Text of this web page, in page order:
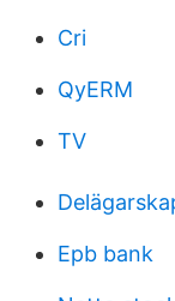
Cri
QyERM
TV
Epb bank